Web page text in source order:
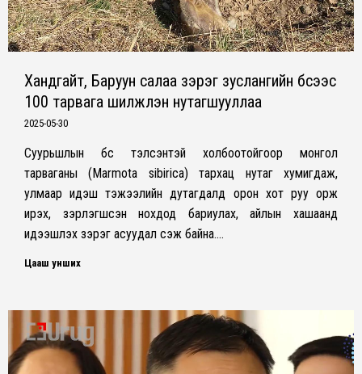
Хандгайт, Баруун салаа зэрэг зуслангийн бүсээс
100 тарвага шилжүүлэн нутагшууллаа
2025-05-30
Суурьшлын бүс тэлсэнтэй холбоотойгоор монгол
тарваганы (Marmota sibirica) тархац нутаг хумигдаж,
улмаар идэш тэжээлийн дутагдалд орон хот руу орж
ирэх, зэрлэгшсэн нохдод бариулах, айлын хашаанд
идээшлэх зэрэг асуудал үүсэж байна.…
Цааш унших